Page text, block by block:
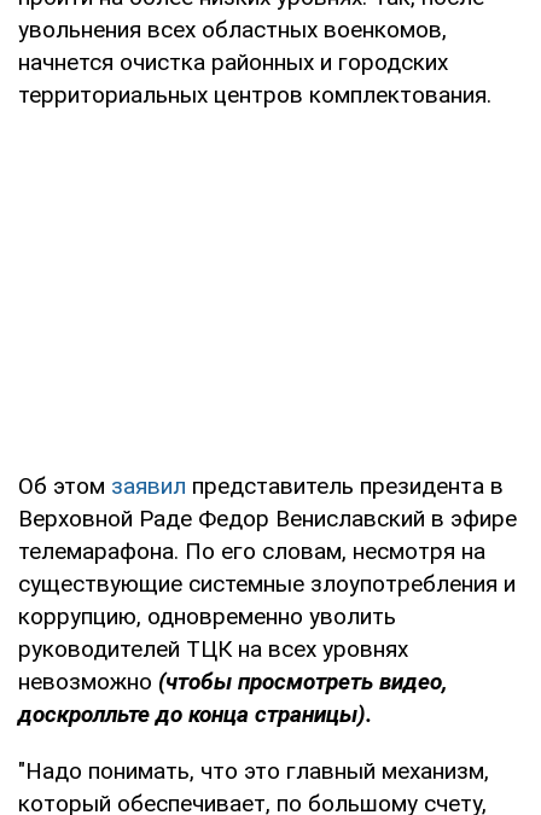
увольнения всех областных военкомов,
начнется очистка районных и городских
территориальных центров комплектования.
Об этом заявил представитель президента в
Верховной Раде Федор Вениславский в эфире
телемарафона. По его словам, несмотря на
существующие системные злоупотребления и
коррупцию, одновременно уволить
руководителей ТЦК на всех уровнях
невозможно (чтобы просмотреть видео,
доскролльте до конца страницы).
"Надо понимать, что это главный механизм,
который обеспечивает, по большому счету,